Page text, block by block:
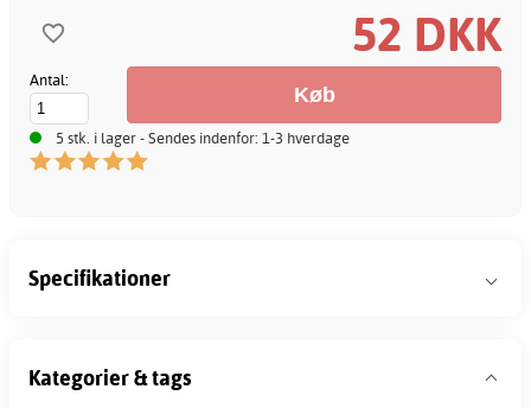
52 DKK
Antal:
5 stk. i lager - Sendes indenfor: 1-3 hverdage
Specifikationer
Kategorier & tags